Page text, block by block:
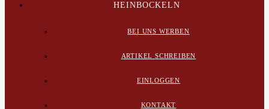
HEINBOCKELN
BEI UNS WERBEN
ARTIKEL SCHREIBEN
EINLOGGEN
KONTAKT